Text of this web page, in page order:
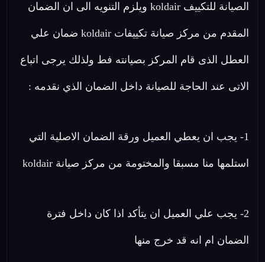
الصيانة للتكييف koldair ويلزم التنويه الى ان الضمان
المقدم من مركز صيانة تكييفات koldair ضمان علي
العطل الذى قام المركز بصيانته فط ولذلك يرجى اتباع
الاتى عند الحاجة للصيانة داخل الضمان الذي نقدمه :
1- يجب ان يعطي العميل ورقة الضمان الاصلية التي
استلمها منا مسبقا والمختومة من مركز صيانة koldair
2- يجب علي العميل ان يتأكد اذا كان داخل فترة
الضمان ام انه قد خرج منها